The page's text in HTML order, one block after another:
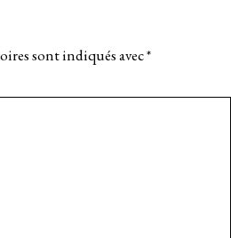
sont indiqués avec*